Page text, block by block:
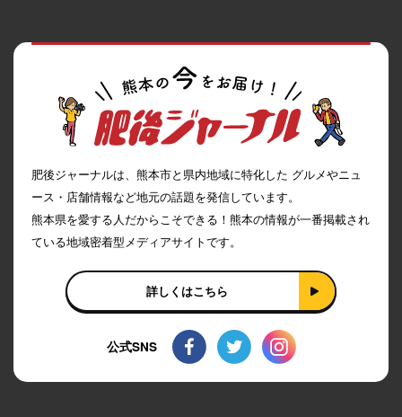
肥後ジャーナルは、熊本市と県内地域に特化した グルメやニュ
ース・店舗情報など地元の話題を発信しています。
熊本県を愛する人だからこそできる！熊本の情報が一番掲載され
ている地域密着型メディアサイトです。
詳しくはこちら
公式SNS